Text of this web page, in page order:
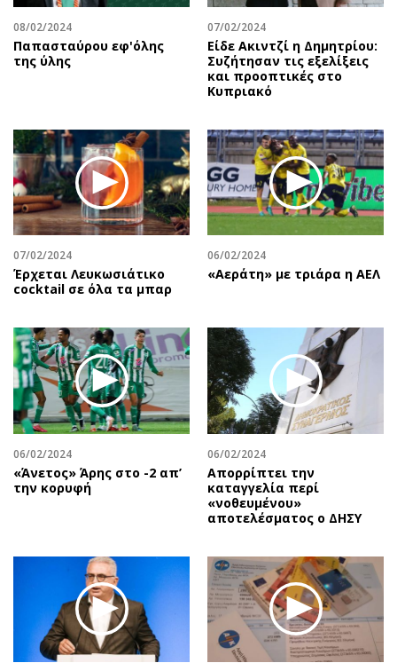
08/02/2024
Παπασταύρου εφ'όλης
της ύλης
07/02/2024
Είδε Ακιντζί η Δημητρίου:
Συζήτησαν τις εξελίξεις
και προοπτικές στο
Κυπριακό
07/02/2024
Έρχεται Λευκωσιάτικο
cocktail σε όλα τα μπαρ
06/02/2024
«Αεράτη» με τριάρα η ΑΕΛ
06/02/2024
«Άνετος» Άρης στο -2 απ’
την κορυφή
06/02/2024
Απορρίπτει την
καταγγελία περί
«νοθευμένου»
αποτελέσματος ο ΔΗΣΥ